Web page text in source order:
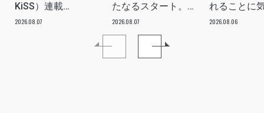
KiSS）連載
vol.113「読者からの
質問”のんちゃんはラ
2026.08.07
たなるスタート。
≒JOYにしかない魅
力を磨いていきた
2026.08.07
れることに
た」
2026.08.06